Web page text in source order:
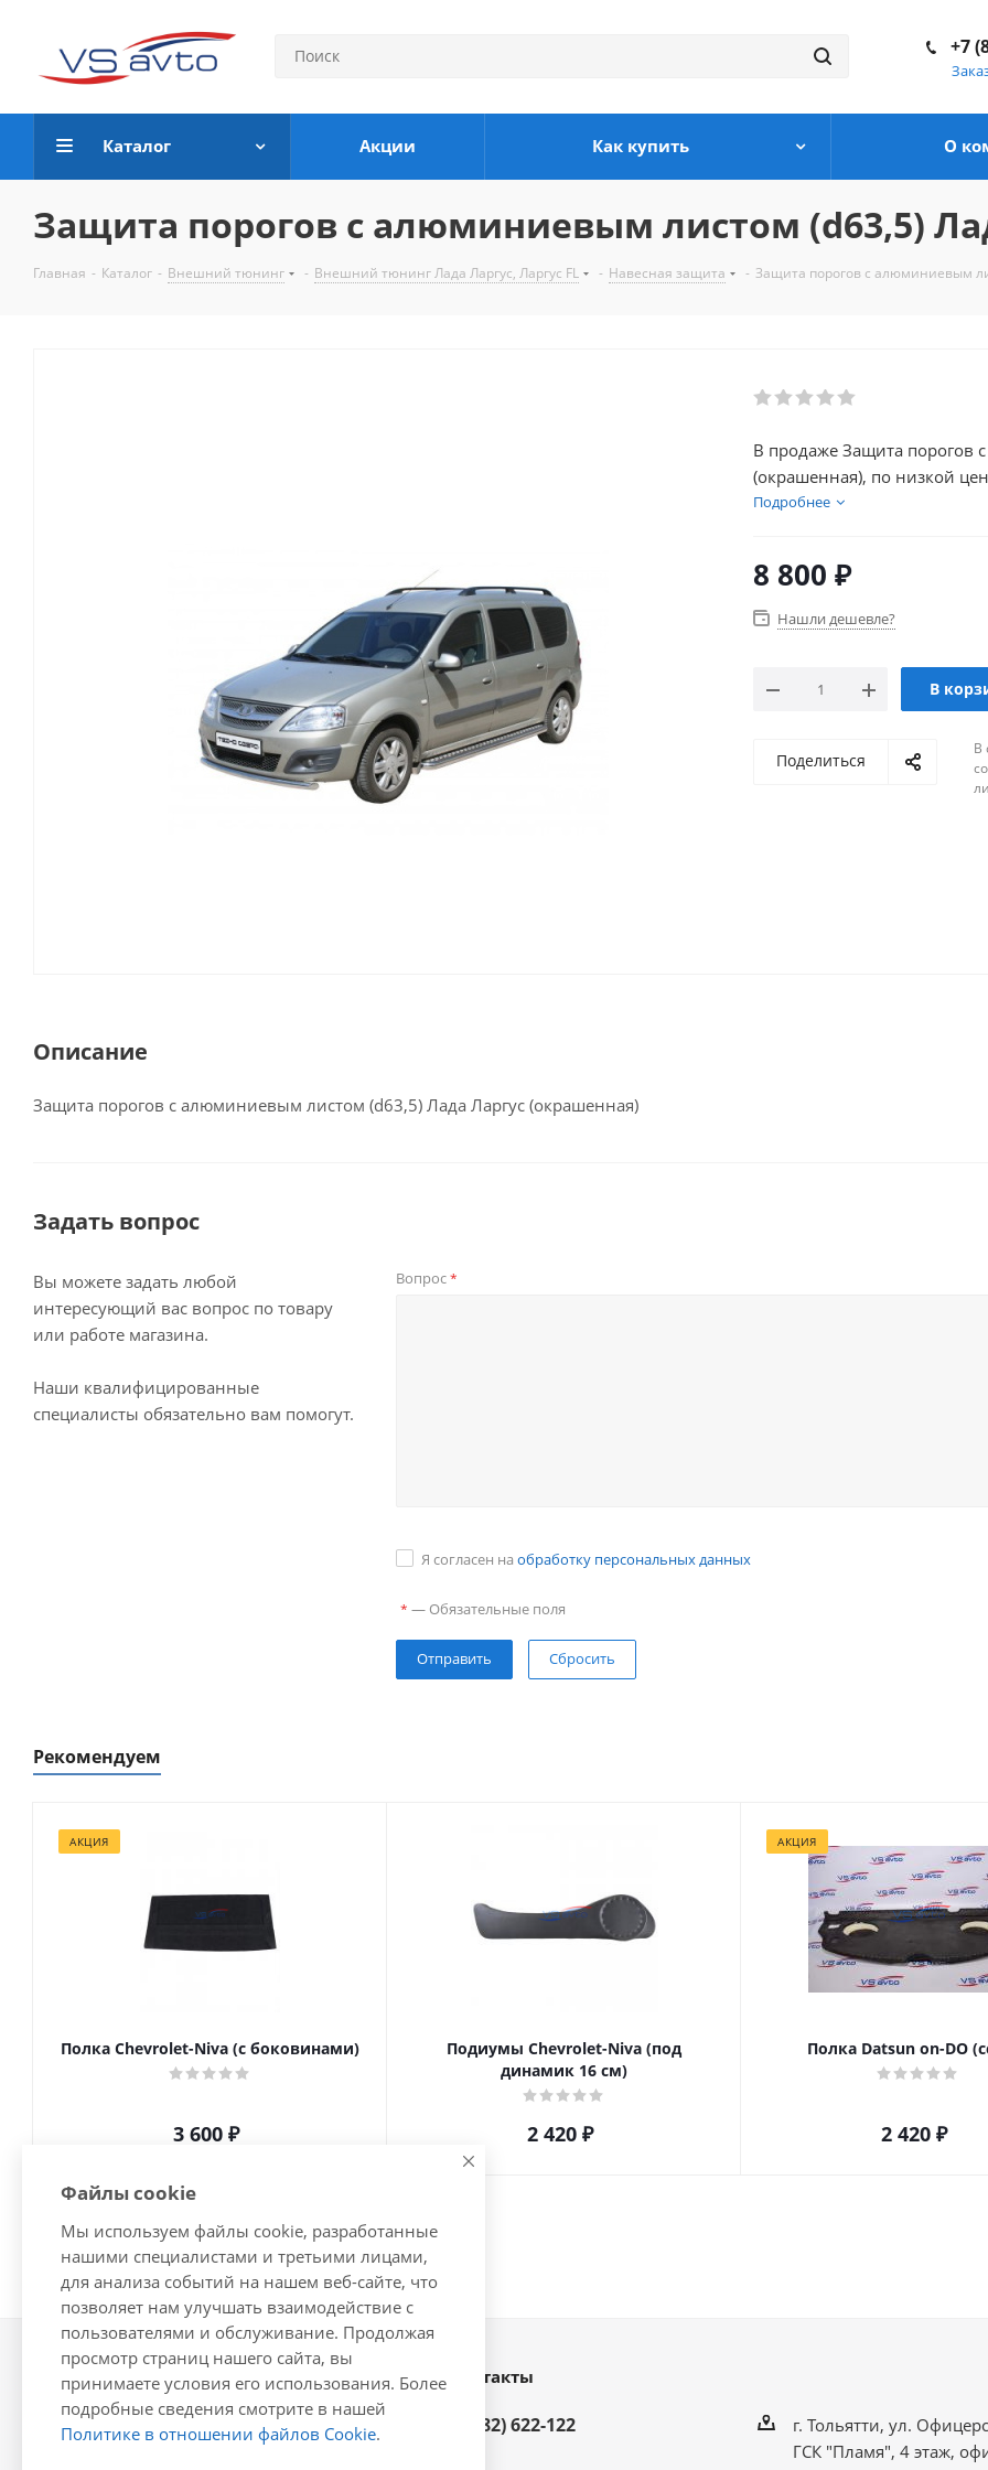
+7
Каталог Акции Как купить О
Защита порогов с алюминиевым листом (d63,5)
Главная - Каталог - Внешний тюнинг - Внешний тюнинг Лада Ларгус, Ларгус FL - Навесная защита - Защита порогов с алюминиевым
В продаже Защита порогов
(окрашенная), по низкой
Подробнее
8 800 ₽
Нашли дешевле?
В
Поделиться
В
Описание
Защита порогов с алюминиевым листом (d63,5) Лада Ларгус (окрашенная)
Задать вопрос
Вы можете задать любой
интересующий вас вопрос по товару
или работе магазина.
Наши квалифицированные
специалисты обязательно вам помогут.
Вопрос*
Я согласен на обработку персональных данных
* — Обязательные поля
Сбросить
Рекомендуем
АКЦИЯ
Полка Chevrolet-Niva (с боковинами)
3 600 ₽
Подиумы Chevrolet-Niva (под
динамик 16 см)
2 420 ₽
АКЦИЯ
Полка Datsun on-DO
2 420 ₽
2026 © Интернет-магазин
автозапчастей - www.vsavto.com.
Наши контакты
+7 (8482) 622-122
г. Тольятти, ул.
ГСК "Пламя", 4 этаж,
Файлы cookie
Мы используем файлы cookie, разработанные
нашими специалистами и третьими лицами,
для анализа событий на нашем веб-сайте, что
позволяет нам улучшать взаимодействие с
пользователями и обслуживание. Продолжая
просмотр страниц нашего сайта, вы
принимаете условия его использования. Более
подробные сведения смотрите в нашей
Политике в отношении файлов Cookie.